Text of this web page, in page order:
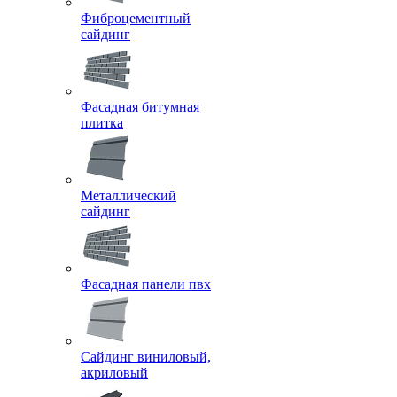
Фиброцементный
сайдинг
Фасадная битумная
плитка
Металлический
сайдинг
Фасадная панели пвх
Сайдинг виниловый,
акриловый